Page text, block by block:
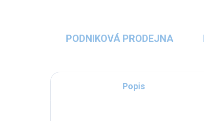
PODNIKOVÁ PRODEJNA
Popis